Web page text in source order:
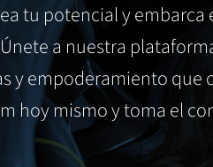
tu potencial y
a nuestra
y empoderamiento que
hoy mismo y toma el